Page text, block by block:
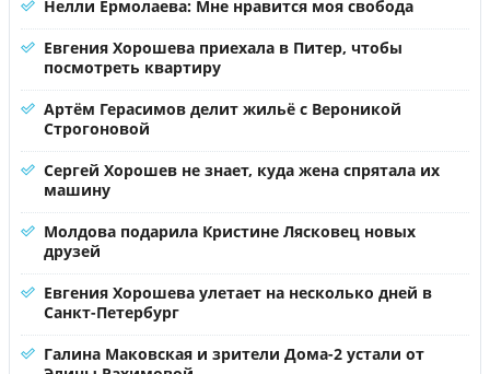
Нелли Ермолаева: Мне нравится моя свобода
Евгения Хорошева приехала в Питер, чтобы
посмотреть квартиру
Артём Герасимов делит жильё с Вероникой
Строгоновой
Сергей Хорошев не знает, куда жена спрятала их
машину
Молдова подарила Кристине Лясковец новых
друзей
Евгения Хорошева улетает на несколько дней в
Санкт-Петербург
Галина Маковская и зрители Дома-2 устали от